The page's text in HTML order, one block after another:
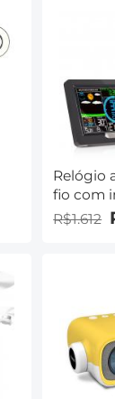
câmera
Relógio
fio com
chuva,
do vento
R$1.612